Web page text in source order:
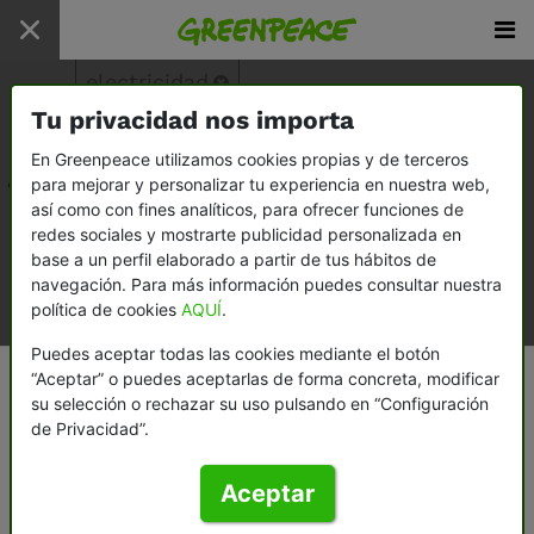
Todo
Comunicados
Informes
Documentos
Inicio Sala de prensa / Comunicados
electricidad
Tu privacidad nos importa
En Greenpeace utilizamos cookies propias y de terceros
para mejorar y personalizar tu experiencia en nuestra web,
así como con fines analíticos, para ofrecer funciones de
redes sociales y mostrarte publicidad personalizada en
base a un perfil elaborado a partir de tus hábitos de
navegación. Para más información puedes consultar nuestra
política de cookies AQUÍ.
Puedes aceptar todas las cookies mediante el botón
“Aceptar” o puedes aceptarlas de forma concreta, modificar
su selección o rechazar su uso pulsando en “Configuración
de Privacidad”.
Aceptar